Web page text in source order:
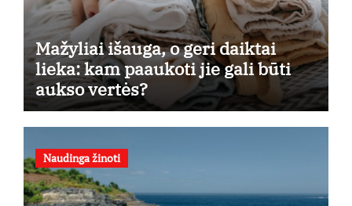
Mažyliai išauga, o geri daiktai
lieka: kam paaukoti jie gali būti
aukso vertės?
Naudinga žinoti